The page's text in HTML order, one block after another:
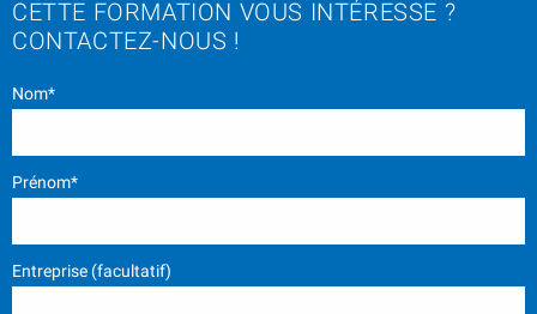
CETTE FORMATION VOUS INTÉRESSE ?
CONTACTEZ-NOUS !
Nom*
Prénom*
Entreprise (facultatif)